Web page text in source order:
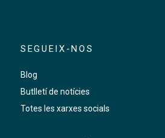
SEGUEIX-NOS
Blog
Butlletí de notícies
Totes les xarxes socials